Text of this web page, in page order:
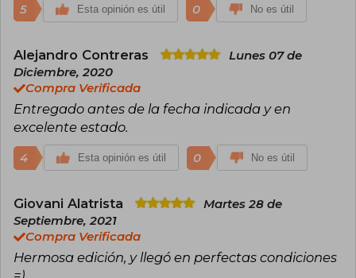
5 Esta opinión es útil 0 No es útil
Alejandro Contreras
Lunes 07 de
Diciembre, 2020
Compra Verificada
Entregado antes de la fecha indicada y en
excelente estado.
4 Esta opinión es útil 0 No es útil
Giovani Alatrista
Martes 28 de
Septiembre, 2021
Compra Verificada
Hermosa edición, y llegó en perfectas condiciones